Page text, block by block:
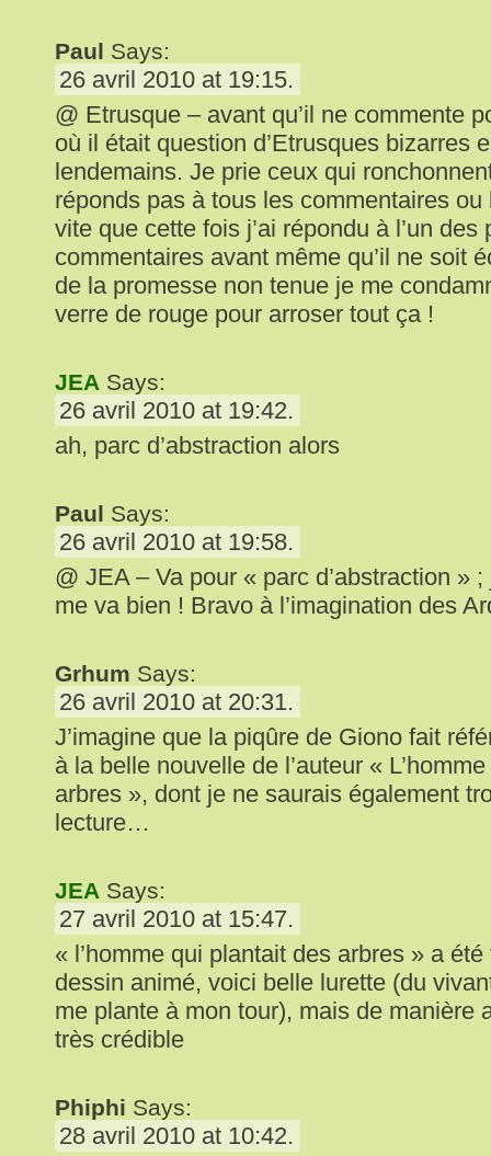
Paul Says:
26 avril 2010 at 19:15.
@ Etrusque – avant qu’il ne commente
où il était question d’Etrusques bizarres
lendemains. Je prie ceux qui
réponds pas à tous les commentaires
vite que cette fois j’ai répondu à l’un des
commentaires avant même qu’il ne soit
de la promesse non tenue je me
verre de rouge pour arroser tout ça !
JEA Says:
26 avril 2010 at 19:42.
ah, parc d’abstraction alors
Paul Says:
26 avril 2010 at 19:58.
@ JEA – Va pour « parc d’abstraction »
me va bien ! Bravo à l’imagination des
Grhum Says:
26 avril 2010 at 20:31.
J’imagine que la piqûre de Giono fait
à la belle nouvelle de l’auteur «
arbres », dont je ne saurais également
lecture…
JEA Says:
27 avril 2010 at 15:47.
« l’homme qui plantait des arbres » a
dessin animé, voici belle lurette (du
me plante à mon tour), mais de manière
très crédible
Phiphi Says:
28 avril 2010 at 10:42.